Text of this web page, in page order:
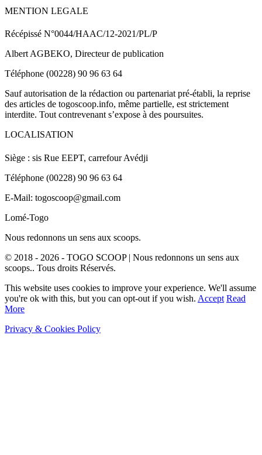
MENTION LEGALE
Récépissé N°0044/HAAC/12-2021/PL/P
Albert AGBEKO, Directeur de publication
Téléphone (00228) 90 96 63 64
Sauf autorisation de la rédaction ou partenariat pré-établi, la reprise
des articles de togoscoop.info, même partielle, est strictement
interdite. Tout contrevenant s’expose à des poursuites.
LOCALISATION
Siège : sis Rue EEPT, carrefour Avédji
Téléphone (00228) 90 96 63 64
E-Mail: togoscoop@gmail.com
Lomé-Togo
Nous redonnons un sens aux scoops.
© 2018 - 2026 - TOGO SCOOP | Nous redonnons un sens aux
scoops.. Tous droits Réservés.
This website uses cookies to improve your experience. We'll assume
you're ok with this, but you can opt-out if you wish. Accept Read
More
Privacy & Cookies Policy